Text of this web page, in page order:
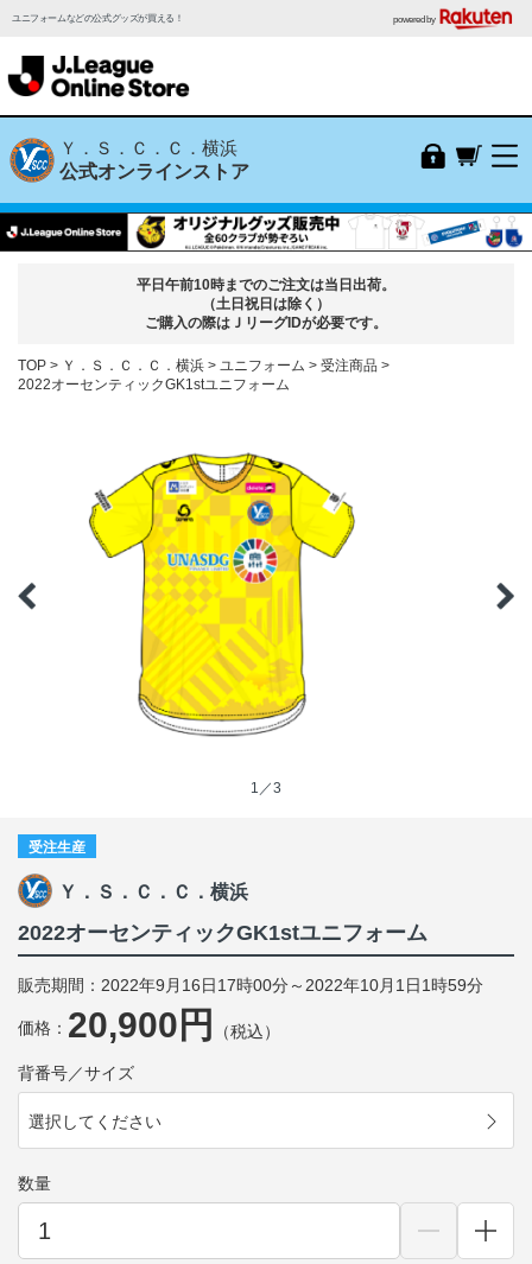
ユニフォームなどの公式グッズが買える！ powered by
Ｙ．Ｓ．Ｃ．Ｃ．横浜
公式オンラインストア
平日午前10時までのご注文は当日出荷。
（土日祝日は除く）
ご購入の際はＪリーグIDが必要です。
TOP Ｙ．Ｓ．Ｃ．Ｃ．横浜 ユニフォーム
受注商品
2022オーセンティックGK1stユニフォーム
1／3
受注生産
Ｙ．Ｓ．Ｃ．Ｃ．横浜
2022オーセンティックGK1stユニフォーム
販売期間：2022年9月16日17時00分～2022年10月1日1時59分
価格： 20,900円 （税込）
背番号／サイズ
選択してください
数量